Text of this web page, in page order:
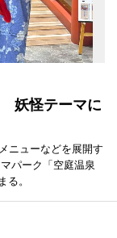
妖怪テーマに
ニューなどを展開す
パーク「空庭温泉
る。